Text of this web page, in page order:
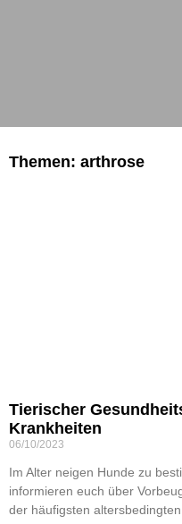
Themen: arthrose
Tierischer
Krankheiten
06/10/2023
Im Alter neigen Hunde zu
informieren euch über
der häufigsten altersbedingten